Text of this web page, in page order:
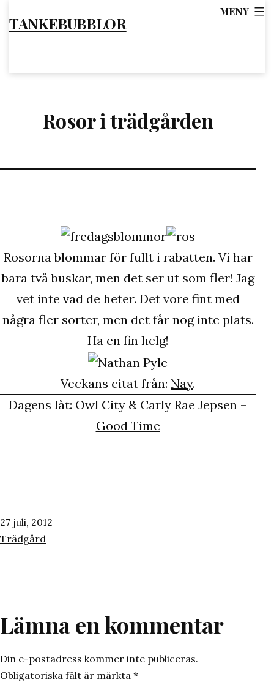
tillTANKEBUBBLOR
MENY
Rosor i trädgården
Rosorna blommar för fullt i rabatten. Vi har
bara två buskar, men det ser ut som fler! Jag
vet inte vad de heter. Det vore fint med
några fler sorter, men det får nog inte plats.
Ha en fin helg!
Veckans citat från: Nay.
Dagens låt: Owl City & Carly Rae Jepsen –
Good Time
Publicerat
den
27 juli, 2012
Kategoriserat
Trädgård
Lämna en kommentar
Din e-postadress kommer inte publiceras.
Obligatoriska fält är märkta *